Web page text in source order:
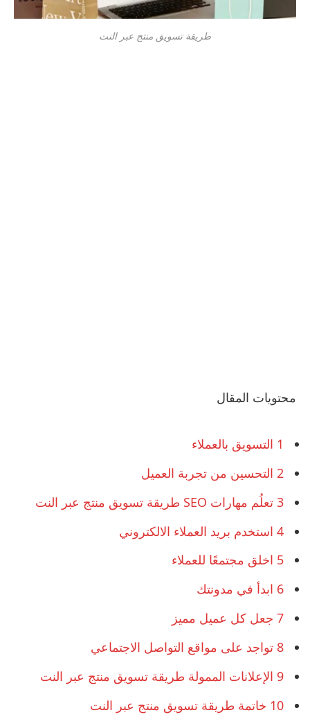
طريقة تسويق منتج عبر النت
محتويات المقال
1 التسويق بالعملاء
2 التحسين من تجربة العميل
3 تعلُم مهارات SEO طريقة تسويق منتج عبر النت
4 استخدم بريد العملاء الالكتروني
5 اخلق مجتمعًا للعملاء
6 ابدأ في مدونتك
7 جعل كل عميل مميز
8 تواجد على مواقع التواصل الاجتماعي
9 الإعلانات الممولة طريقة تسويق منتج عبر النت
10 خاتمة طريقة تسويق منتج عبر النت